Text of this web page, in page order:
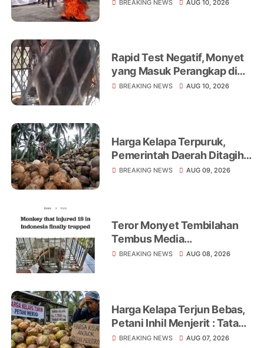
BREAKING NEWS AUG 10, 2026
Rapid Test Negatif, Monyet
yang Masuk Perangkap di
Tembilahan Masih
BREAKING NEWS AUG 10, 2026
Harga Kelapa Terpuruk,
Pemerintah Daerah Ditagih
Realisasikan Program
BREAKING NEWS AUG 09, 2026
Teror Monyet Tembilahan
Tembus Media
Internasional, AFP Soroti 18
BREAKING NEWS AUG 08, 2026
Harga Kelapa Terjun Bebas,
Petani Inhil Menjerit : Tata
Niaga, Monopoli hingga
BREAKING NEWS AUG 07, 2026